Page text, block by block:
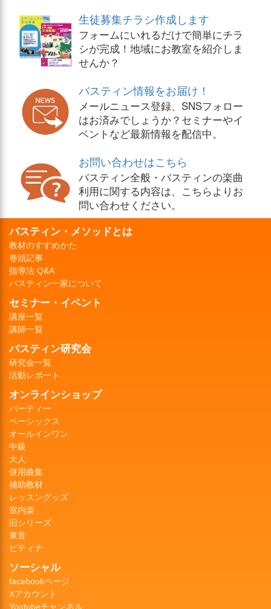
生徒募集チラシ作成します
フォームにいれるだけで簡単にチラ
シが完成！地域にお教室を紹介しま
せんか？
バスティン情報をお届け！
メールニュース登録、SNSフォロー
はお済みでしょうか？セミナーやイ
ベントなど最新情報を配信中。
お問い合わせはこちら
バスティン全般・バスティンの楽曲
利用に関する内容は、こちらよりお
問い合わせください。
バスティン・メソッドとは
教材のすすめかた
巻頭記事
指導法 Q&A
バスティン一家について
セミナー・イベント
講座一覧
講師一覧
バスティン研究会
研究会一覧
活動レポート
オンラインショップ
パーティー
ベーシックス
オールインワン
中級
大人
併用曲集
補助教材
レッスングッズ
室内楽
旧シリーズ
東音
ピティナ
ソーシャル
facebookページ
Xアカウント
Youtubeチャンネル